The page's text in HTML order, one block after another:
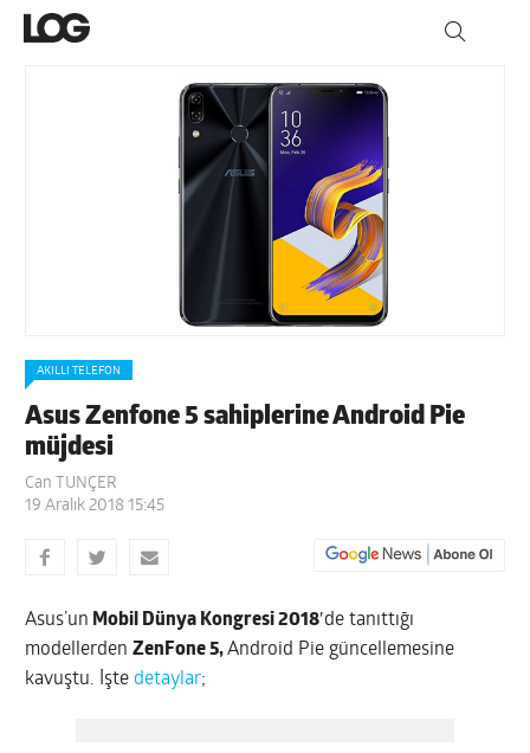
AKILLI TELEFON
Asus Zenfone 5 sahiplerine Android Pie
müjdesi
Can TUNÇER
19 Aralık 2018 15:45
Asus’un Mobil Dünya Kongresi 2018′de tanıttığı
modellerdenZenFone 5,Android Pie güncellemesine
kavuştu. İşte detaylar;